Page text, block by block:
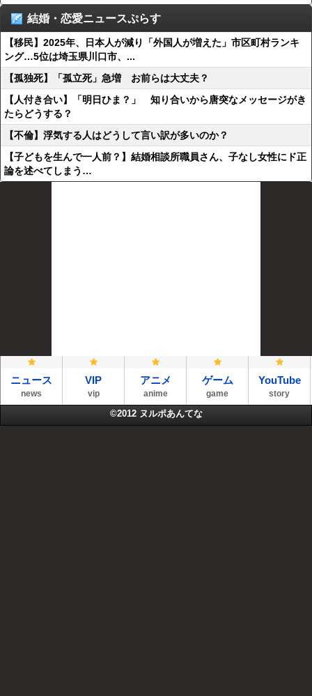
結婚・恋愛ニュースぷらす
【移民】2025年、日本人が減り「外国人が増えた」市区町村ランキ
ング…5位は埼玉県川口市、...
【孤独死】「孤立死」急増 お前らは大丈夫？
【人付き合い】「明日ひま？」 知り合いから唐突なメッセージがき
たらどうする？
【不倫】浮気する人はどうして言い訳が多いのか？
【子どもを生んで一人前？】結婚相談所職員さん、子なし女性にド正
論を述べてしまう…
ニュース
news
VIP
vip
アニメ
anime
ゲーム
game
YouTube
story
©2012 ヌルポあんてな